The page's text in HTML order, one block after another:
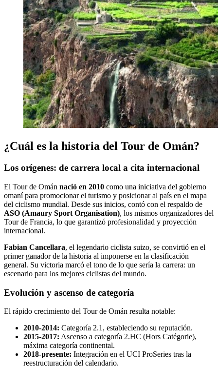
¿Cuál es la historia del Tour de Omán?
Los orígenes: de carrera local a cita internacional
El Tour de Omán nació en 2010 como una iniciativa del gobierno
omaní para promocionar el turismo y posicionar al país en el mapa
del ciclismo mundial. Desde sus inicios, contó con el respaldo de
ASO (Amaury Sport Organisation), los mismos organizadores del
Tour de Francia, lo que garantizó profesionalidad y proyección
internacional.
Fabian Cancellara, el legendario ciclista suizo, se convirtió en el
primer ganador de la historia al imponerse en la clasificación
general. Su victoria marcó el tono de lo que sería la carrera: un
escenario para los mejores ciclistas del mundo.
Evolución y ascenso de categoría
El rápido crecimiento del Tour de Omán resulta notable:
2010-2014: Categoría 2.1, estableciendo su reputación.
2015-2017: Ascenso a categoría 2.HC (Hors Catégorie),
máxima categoría continental.
2018-presente: Integración en el UCI ProSeries tras la
reestructuración del calendario.